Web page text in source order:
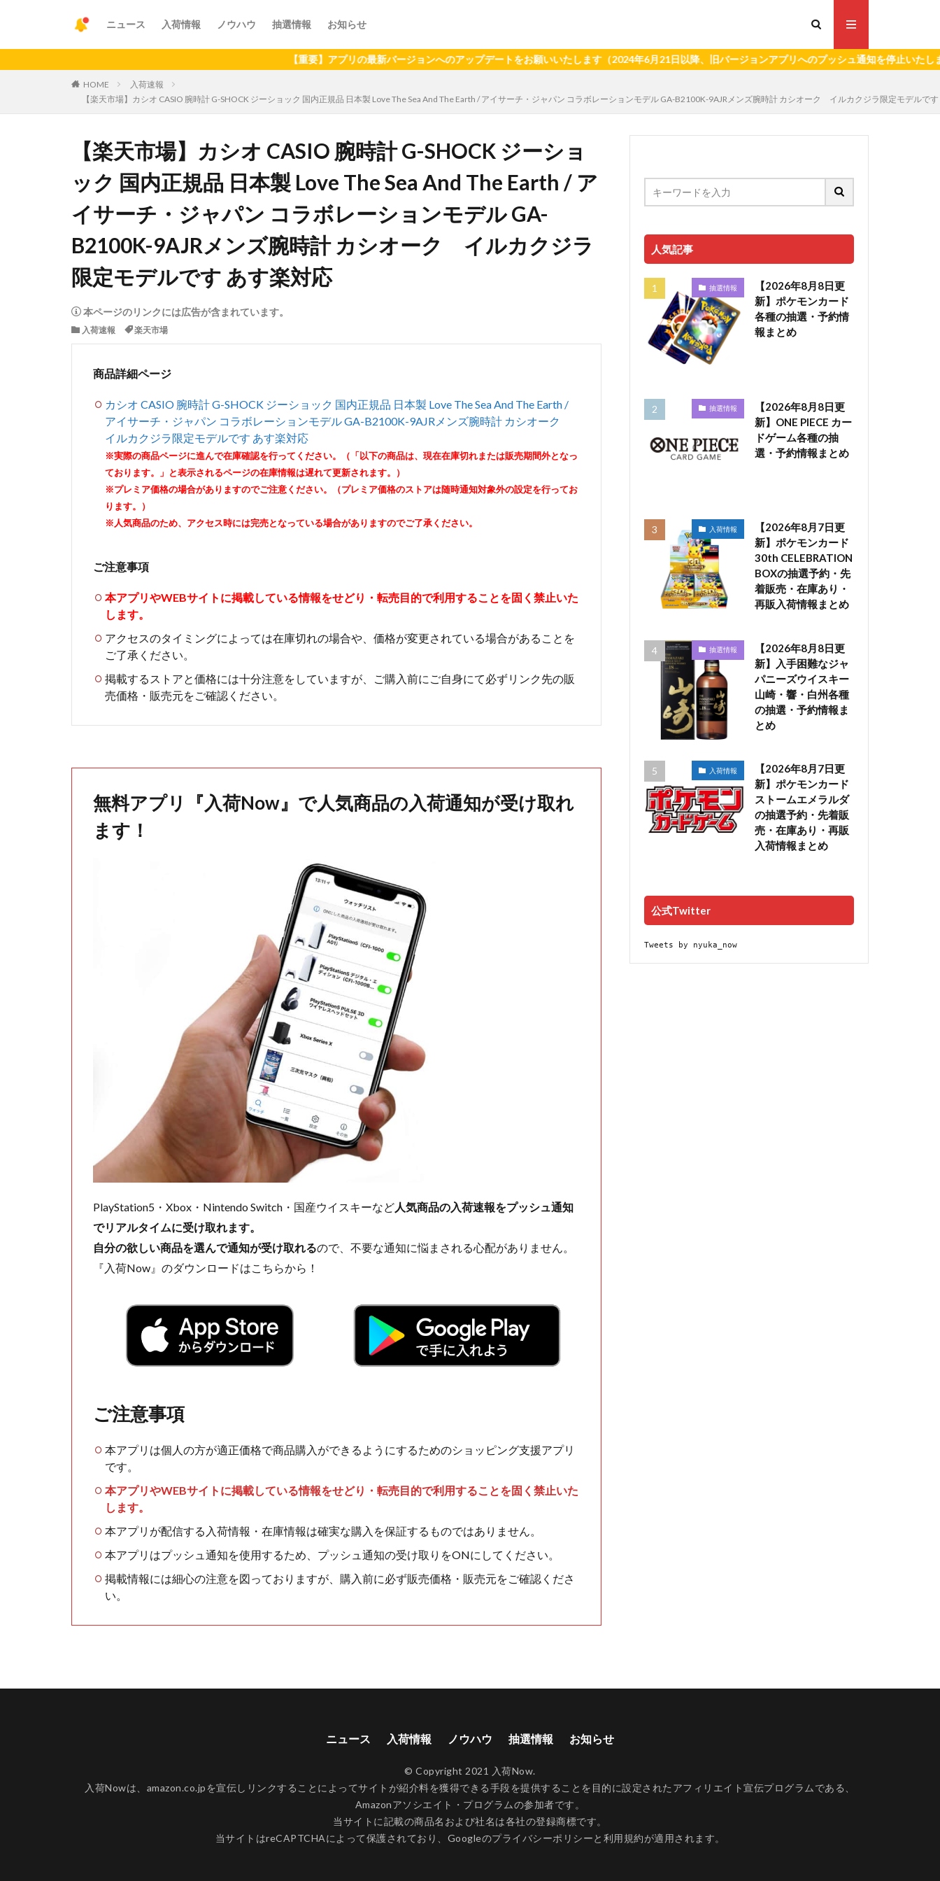
ニュース 入荷情報 ノウハウ 抽選情報 お知らせ
【重要】アプリの最新バージョンへのアップデートをお願いいたします（2024年6月21日以降、旧バージョンアプリへのプッシュ通知を停止いたします。）
HOME
入荷速報
【楽天市場】カシオ CASIO 腕時計 G-SHOCK ジーショック 国内正規品 日本製 Love The Sea And The Earth / アイサーチ・ジャパン コラボレーションモデル GA-B2100K-9AJRメンズ腕時計 カシオーク イルカクジラ限定モデルで
【楽天市場】カシオ CASIO 腕時計 G-SHOCK ジーショ
ック 国内正規品 日本製 Love The Sea And The Earth / ア
イサーチ・ジャパン コラボレーションモデル GA-
B2100K-9AJRメンズ腕時計 カシオーク イルカクジラ
限定モデルです あす楽対応
本ページのリンクには広告が含まれています。
入荷速報 楽天市場
商品詳細ページ
カシオ CASIO 腕時計 G-SHOCK ジーショック 国内正規品 日本製 Love The Sea And The Earth /
アイサーチ・ジャパン コラボレーションモデル GA-B2100K-9AJRメンズ腕時計 カシオーク
イルカクジラ限定モデルです あす楽対応
※実際の商品ページに進んで在庫確認を行ってください。（「以下の商品は、現在在庫切れまたは販売期間外となっ
ております。」と表示されるページの在庫情報は遅れて更新されます。）
※プレミア価格の場合がありますのでご注意ください。（プレミア価格のストアは随時通知対象外の設定を行ってお
ります。）
※人気商品のため、アクセス時には完売となっている場合がありますのでご了承ください。
ご注意事項
本アプリやWEBサイトに掲載している情報をせどり・転売目的で利用することを固く禁止いた
します。
アクセスのタイミングによっては在庫切れの場合や、価格が変更されている場合があることを
ご了承ください。
掲載するストアと価格には十分注意をしていますが、ご購入前にご自身にて必ずリンク先の販
売価格・販売元をご確認ください。
無料アプリ『入荷Now』で人気商品の入荷通知が受け取れ
ます！
PlayStation5・Xbox・Nintendo Switch・国産ウイスキーなど人気商品の入荷速報をプッシュ通知
でリアルタイムに受け取れます。
自分の欲しい商品を選んで通知が受け取れるので、不要な通知に悩まされる心配がありません。
『入荷Now』のダウンロードはこちらから！
ご注意事項
本アプリは個人の方が適正価格で商品購入ができるようにするためのショッピング支援アプリ
です。
本アプリやWEBサイトに掲載している情報をせどり・転売目的で利用することを固く禁止いた
します。
本アプリが配信する入荷情報・在庫情報は確実な購入を保証するものではありません。
本アプリはプッシュ通知を使用するため、プッシュ通知の受け取りをONにしてください。
掲載情報には細心の注意を図っておりますが、購入前に必ず販売価格・販売元をご確認くださ
い。
人気記事
抽選情報
【2026年8月8日更
新】ポケモンカード
各種の抽選・予約情
報まとめ
抽選情報
【2026年8月8日更
新】ONE PIECE カー
ドゲーム各種の抽
選・予約情報まとめ
入荷情報
【2026年8月7日更
新】ポケモンカード
30th CELEBRATION
BOXの抽選予約・先
着販売・在庫あり・
再販入荷情報まとめ
抽選情報
【2026年8月8日更
新】入手困難なジャ
パニーズウイスキー
山崎・響・白州各種
の抽選・予約情報ま
とめ
入荷情報
【2026年8月7日更
新】ポケモンカード
ストームエメラルダ
の抽選予約・先着販
売・在庫あり・再販
入荷情報まとめ
公式Twitter
Tweets by nyuka_now
ニュース 入荷情報 ノウハウ 抽選情報 お知らせ
© Copyright 2021 入荷Now.
入荷Nowは、amazon.co.jpを宣伝しリンクすることによってサイトが紹介料を獲得できる手段を提供することを目的に設定されたアフィリエイト宣伝プログラムである、
Amazonアソシエイト・プログラムの参加者です。
当サイトに記載の商品名および社名は各社の登録商標です。
当サイトはreCAPTCHAによって保護されており、Googleのプライバシーポリシーと 利用規約が適用されます。